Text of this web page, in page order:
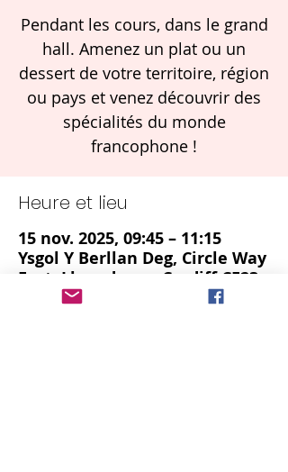
Pendant les cours, dans le grand
hall. Amenez un plat ou un
dessert de votre territoire, région
ou pays et venez découvrir des
spécialités du monde
francophone !
Heure et lieu
15 nov. 2025, 09:45 – 11:15
Ysgol Y Berllan Deg, Circle Way
East, Llanedeyrn, Cardiff CF23